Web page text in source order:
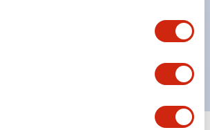
に対応。危険時や緊急事態時の色表
鮮明で、より多くの方が識別可能に。